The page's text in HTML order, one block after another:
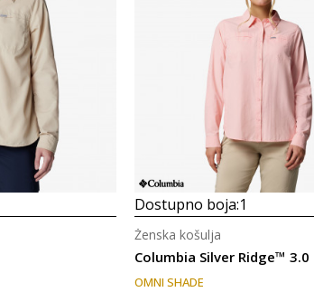
Dostupno boja:1
Columbia Silver Ridge™ 3.0
Ženska košulja
OMNI SHADE